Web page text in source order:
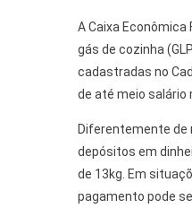
A Caixa
gás de cozinha
cadastradas no
de até meio salário
Diferentemente de
depósitos em
de 13kg. Em
pagamento pode